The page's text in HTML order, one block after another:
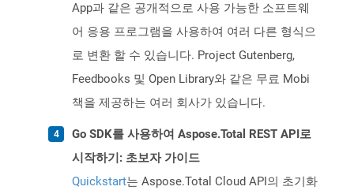
App과 같은 공개적으로 사용 가능한 소프트웨
어 응용 프로그램을 사용하여 여러 다른 형식으
로 변환 할 수 있습니다. Project Gutenberg,
Feedbooks 및 Open Library와 같은 무료 Mobi
책을 제공하는 여러 회사가 있습니다.
Go SDK를 사용하여 Aspose.Total REST API로
시작하기: 초보자 가이드
Quickstart는 Aspose.Total Cloud API의 초기화